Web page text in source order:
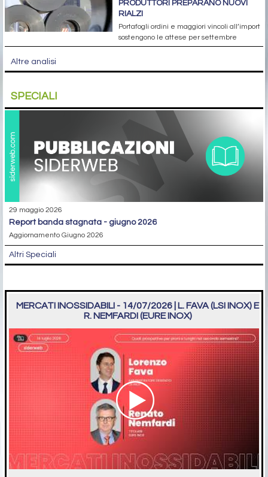
PRODUTTORI PREPARANO NUOVI
RIALZI
Portafogli ordini e maggiori vincoli all’import
sostengono le attese per settembre
Altre analisi
SPECIALI
29 maggio 2026
report banda stagnata - giugno 2026
Aggiornamento Giugno 2026
Altri Speciali
MERCATI INOSSIDABILI - 14/07/2026 | L. FAVA (LSI INOX) E
R. NEMFARDI (EURE INOX)